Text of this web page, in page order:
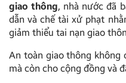
giao thông, nhà nước đã
dẫn và chế tài xử phạt
giảm thiểu tai nạn giao
An toàn giao thông không
mà còn cho cộng đồng và